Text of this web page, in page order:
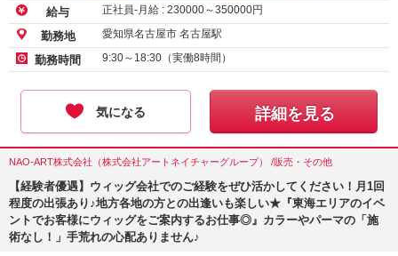
給与 正社員-月給 : 230000～350000円
勤務地 愛知県名古屋市 名古屋駅
勤務時間 9:30～18:30（実働8時間）
気になる 詳細を見る
NAO-ART株式会社（株式会社アートネイチャーグループ） /販売・その他
【経験者優遇】ウィッグ会社でのご経験をぜひ活かしてください！月1回
程度の出張あり♪地方各地の方との出逢いも楽しい★『東海エリアのイベ
ントでお客様にウィッグをご案内するお仕事◎』カラーやパーマの「施
術なし！」手荒れの心配ありません♪